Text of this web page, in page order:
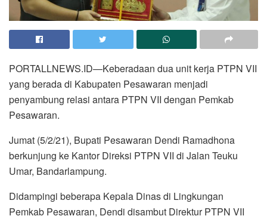
PORTALLNEWS.ID—Keberadaan dua unit kerja PTPN VII
yang berada di Kabupaten Pesawaran menjadi
penyambung relasi antara PTPN VII dengan Pemkab
Pesawaran.
Jumat (5/2/21), Bupati Pesawaran Dendi Ramadhona
berkunjung ke Kantor Direksi PTPN VII di Jalan Teuku
Umar, Bandarlampung.
Didampingi beberapa Kepala Dinas di Lingkungan
Pemkab Pesawaran, Dendi disambut Direktur PTPN VII